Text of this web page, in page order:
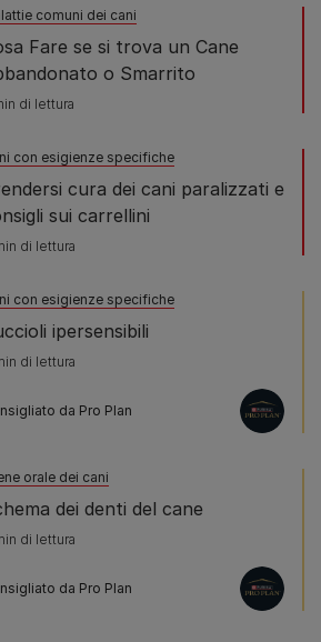
comuni dei cani
Fare se si trova un Cane
o Smarrito
di lettura
con esigienze specifiche
cura dei cani paralizzati e
sui carrellini
di lettura
con esigienze specifiche
ipersensibili
di lettura
da Pro Plan
orale dei cani
dei denti del cane
di lettura
da Pro Plan